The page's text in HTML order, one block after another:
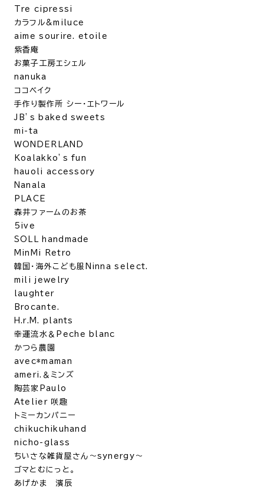
Tre cipressi
カラフル&miluce
aime sourire. etoile
紫香庵
お菓子工房エシェル
nanuka
ココベイク
手作り製作所 シー・エトワール
JB’s baked sweets
mi-ta
WONDERLAND
Koalakko’s fun
hauoli accessory
Nanala
PLACE
森井ファームのお茶
5ive
SOLL handmade
MinMi Retro
韓国・海外こども服Ninna select.
mili jewelry
laughter
Brocante.
H.r.M. plants
幸運流水＆Peche blanc
かつら農園
avec*maman
ameri.＆ミンズ
陶芸家Paulo
Atelier 咲趣
トミーカンパニー
chikuchikuhand
nicho-glass
ちいさな雑貨屋さん〜synergy〜
ゴマとむにっと。
あげかま 濱辰